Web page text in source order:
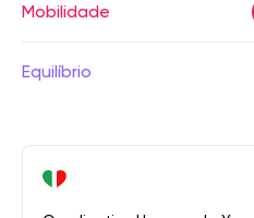
Mobilidade
Equilíbrio